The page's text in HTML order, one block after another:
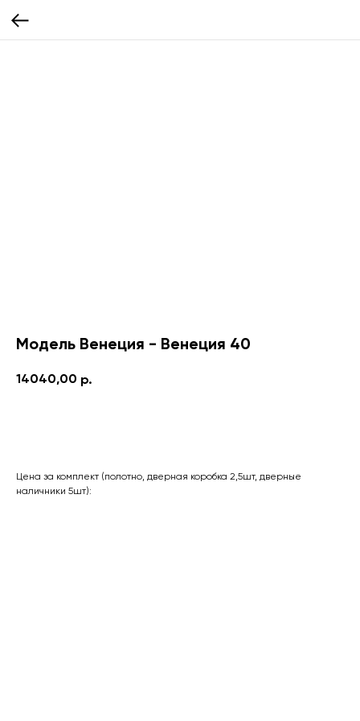
Модель Венеция - Венеция 40
14040,00 р.
Цена за комплект (полотно, дверная коробка 2,5шт, дверные
наличники 5шт):